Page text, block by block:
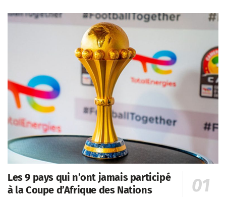
Les 9 pays qui n’ont jamais participé
à la Coupe d’Afrique des Nations